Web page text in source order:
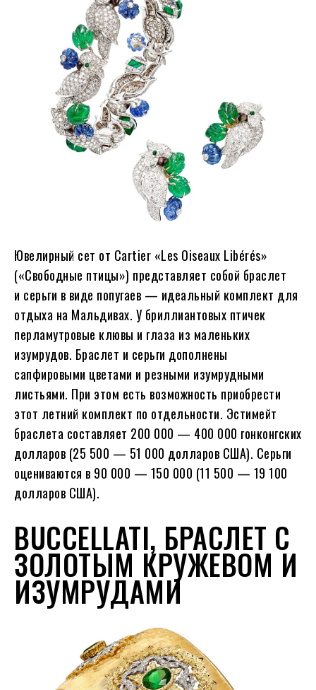
Ювелирный сет от Cartier «Les Oiseaux Libérés»
(«Свободные птицы») представляет собой браслет
и серьги в виде попугаев — идеальный комплект для
отдыха на Мальдивах. У бриллиантовых птичек
перламутровые клювы и глаза из маленьких
изумрудов. Браслет и серьги дополнены
сапфировыми цветами и резными изумрудными
листьями. При этом есть возможность приобрести
этот летний комплект по отдельности. Эстимейт
браслета составляет 200 000 — 400 000 гонконгских
долларов (25 500 — 51 000 долларов США). Серьги
оцениваются в 90 000 — 150 000 (11 500 — 19 100
долларов США).
BUCCELLATI, БРАСЛЕТ С
ЗОЛОТЫМ КРУЖЕВОМ И
ИЗУМРУДАМИ